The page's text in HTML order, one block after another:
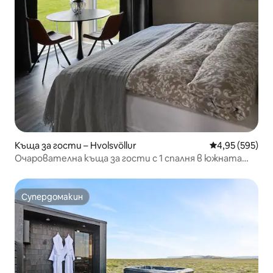
Къща за гости – Hvolsvöllur Средна
4,95 (595)
Очарователна къща за гости с 1 спалня в южната
Супердомакин
Супердомакин